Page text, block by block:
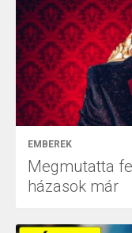
EMBEREK
Megmutatta
házasok már